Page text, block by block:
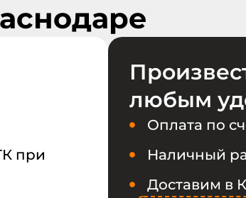
при
любым
Оплата по
Наличный
Доставим в